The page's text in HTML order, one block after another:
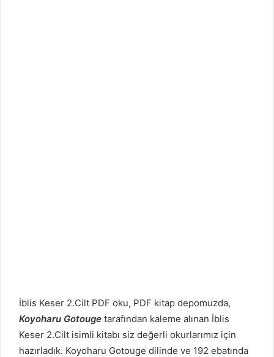
İblis Keser 2.Cilt PDF oku, PDF kitap depomuzda,
Koyoharu Gotouge tarafından kaleme alınan İblis
Keser 2.Cilt isimli kitabı siz değerli okurlarımız için
hazırladık. Koyoharu Gotouge dilinde ve 192 ebatında